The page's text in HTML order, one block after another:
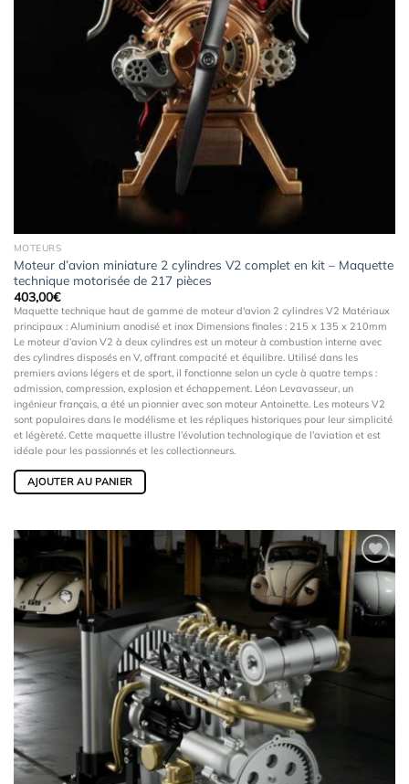
MOTEURS
Moteur d’avion miniature 2 cylindres V2 complet en kit – Maquette
technique motorisée de 217 pièces
403,00€
Maquette technique haut de gamme de moteur d'avion 2 cylindres V2 Matériaux
principaux : Aluminium anodisé et inox Dimensions finales : 215 x 135 x 210mm
Le moteur d’avion V2 à deux cylindres est un moteur à combustion interne avec
des cylindres disposés en V, offrant compacité et équilibre. Utilisé dans les
premiers avions légers et de sport, il fonctionne selon un cycle à quatre temps :
admission, compression, explosion et échappement. Léon Levavasseur, un
ingénieur français, a été un pionnier avec son moteur Antoinette. Les moteurs V2
sont populaires dans le modélisme et les répliques historiques pour leur simplicité
et légèreté. Cette maquette illustre l’évolution technologique de l’aviation et est
idéale pour les passionnés et les collectionneurs.
AJOUTER AU PANIER
Ajouter
à la